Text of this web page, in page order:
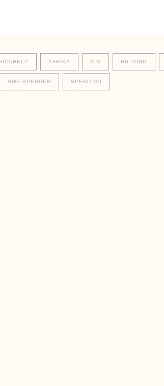
AFRIKA AIM BILDUNG
SMS SPENDEN SPENDINO